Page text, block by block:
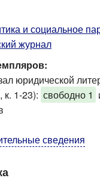
и социальное
журнал
юридической
к. 1-23): свободно 1
сведения